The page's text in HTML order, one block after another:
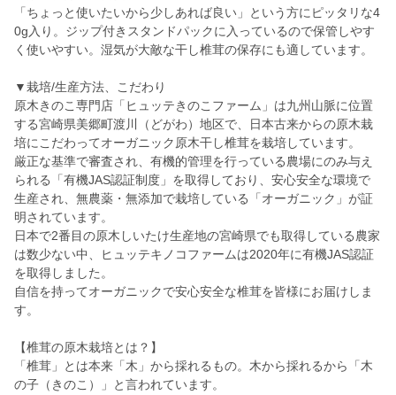
「ちょっと使いたいから少しあれば良い」という方にピッタリな4
0g入り。ジップ付きスタンドパックに入っているので保管しやす
く使いやすい。湿気が大敵な干し椎茸の保存にも適しています。
▼栽培/生産方法、こだわり
原木きのこ専門店「ヒュッテきのこファーム」は九州山脈に位置
する宮崎県美郷町渡川（どがわ）地区で、日本古来からの原木栽
培にこだわってオーガニック原木干し椎茸を栽培しています。
厳正な基準で審査され、有機的管理を行っている農場にのみ与え
られる「有機JAS認証制度」を取得しており、安心安全な環境で
生産され、無農薬・無添加で栽培している「オーガニック」が証
明されています。
日本で2番目の原木しいたけ生産地の宮崎県でも取得している農家
は数少ない中、ヒュッテキノコファームは2020年に有機JAS認証
を取得しました。
自信を持ってオーガニックで安心安全な椎茸を皆様にお届けしま
す。
【椎茸の原木栽培とは？】
「椎茸」とは本来「木」から採れるもの。木から採れるから「木
の子（きのこ）」と言われています。